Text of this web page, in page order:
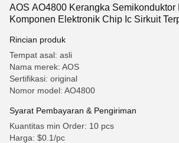
AOS AO4800 Kerangka Semikonduktor
Komponen Elektronik Chip Ic Sirkuit
Rincian produk
Tempat asal: asli
Nama merek: AOS
Sertifikasi: original
Nomor model: AO4800
Syarat Pembayaran & Pengiriman
Kuantitas min Order: 10 pcs
Harga: $0.1/pc